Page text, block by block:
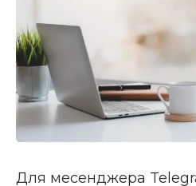
Для месенджера